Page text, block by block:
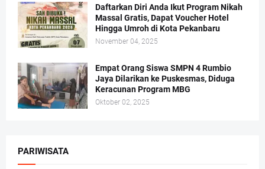
Daftarkan Diri Anda Ikut Program Nikah
Massal Gratis, Dapat Voucher Hotel
Hingga Umroh di Kota Pekanbaru
November 04, 2025
Empat Orang Siswa SMPN 4 Rumbio
Jaya Dilarikan ke Puskesmas, Diduga
Keracunan Program MBG
Oktober 02, 2025
PARIWISATA